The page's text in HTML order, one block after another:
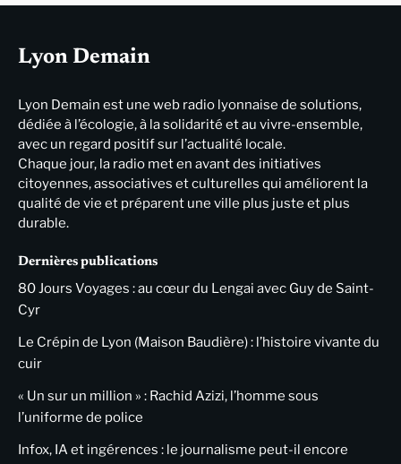
Lyon Demain
Lyon Demain est une web radio lyonnaise de solutions,
dédiée à l’écologie, à la solidarité et au vivre-ensemble,
avec un regard positif sur l’actualité locale.
Chaque jour, la radio met en avant des initiatives
citoyennes, associatives et culturelles qui améliorent la
qualité de vie et préparent une ville plus juste et plus
durable.
Dernières publications
80 Jours Voyages : au cœur du Lengai avec Guy de Saint-
Cyr
Le Crépin de Lyon (Maison Baudière) : l’histoire vivante du
cuir
« Un sur un million » : Rachid Azizi, l’homme sous
l’uniforme de police
Infox, IA et ingérences : le journalisme peut-il encore